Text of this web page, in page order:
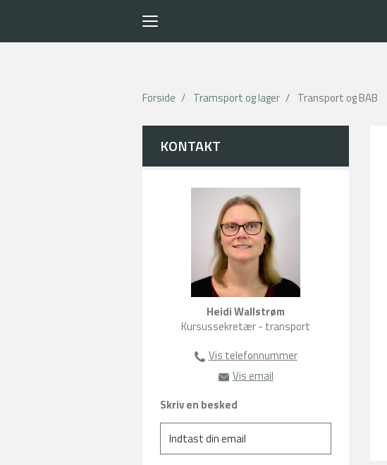
Toggle
Forside Tramsport og lager Transport og BAB
KONTAKT
Heidi Wallstrøm
Kursussekretær - transport
Vis telefonnummer
63135300
Vis emailhw@amu-fyn.dk
Skriv en besked